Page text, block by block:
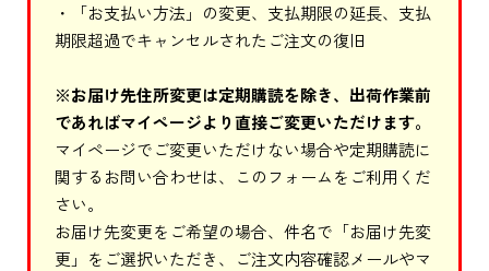
・「お支払い方法」の変更、支払期限の延長、支払
期限超過でキャンセルされたご注文の復旧
※お届け先住所変更は定期購読を除き、出荷作業前
であればマイページより直接ご変更いただけます。
マイページでご変更いただけない場合や定期購読に
関するお問い合わせは、このフォームをご利用くだ
さい。
お届け先変更をご希望の場合、件名で「お届け先変
更」をご選択いただき、ご注文内容確認メールやマ